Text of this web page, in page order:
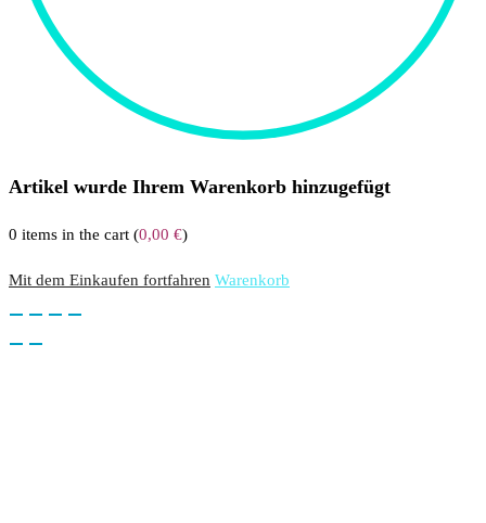
Artikel wurde Ihrem Warenkorb hinzugefügt
0 items in the cart (0,00 €)
Mit dem Einkaufen fortfahren Warenkorb